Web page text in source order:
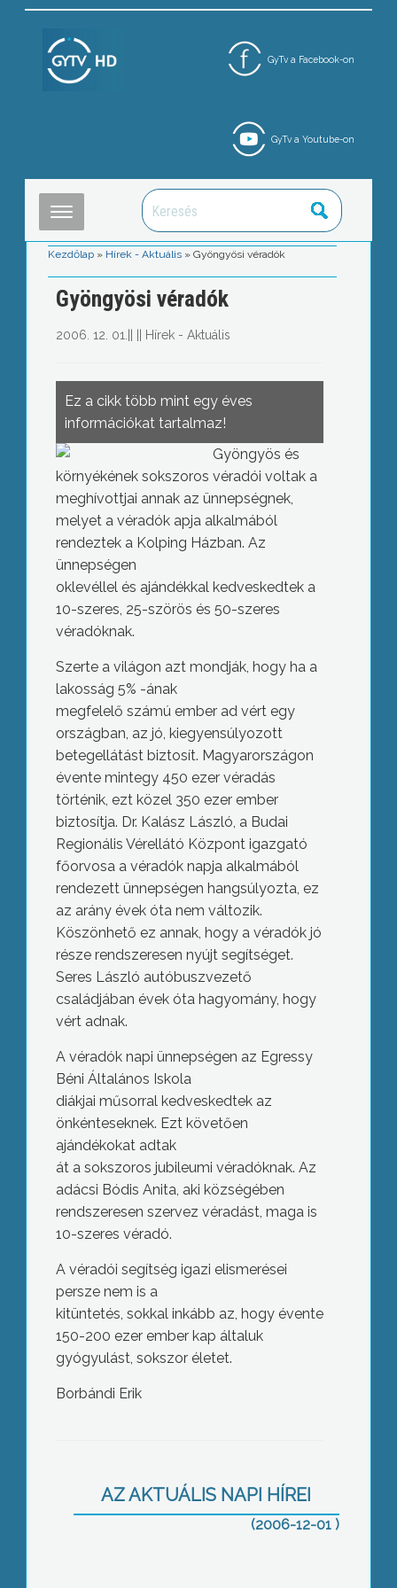
GyTv a Facebook-on
GyTv a Youtube-on
Kezdőlap » Hírek - Aktuális »Gyöngyösi véradók
Gyöngyösi véradók
2006. 12. 01. Hírek - Aktuális
Ez a cikk több mint egy éves
információkat tartalmaz!
Gyöngyös és
környékének sokszoros véradói voltak a
meghívottjai annak az ünnepségnek,
melyet a véradók apja alkalmából
rendeztek a Kolping Házban. Az
ünnepségen
oklevéllel és ajándékkal kedveskedtek a
10-szeres, 25-szörös és 50-szeres
véradóknak.
Szerte a világon azt mondják, hogy ha a
lakosság 5% -ának
megfelelő számú ember ad vért egy
országban, az jó, kiegyensúlyozott
betegellátást biztosít. Magyarországon
évente mintegy 450 ezer véradás
történik, ezt közel 350 ezer ember
biztosítja. Dr. Kalász László, a Budai
Regionális Vérellátó Központ igazgató
főorvosa a véradók napja alkalmából
rendezett ünnepségen hangsúlyozta, ez
az arány évek óta nem változik.
Köszönhető ez annak, hogy a véradók jó
része rendszeresen nyújt segítséget.
Seres László autóbuszvezető
családjában évek óta hagyomány, hogy
vért adnak.
A véradók napi ünnepségen az Egressy
Béni Általános Iskola
diákjai műsorral kedveskedtek az
önkénteseknek. Ezt követően
ajándékokat adtak
át a sokszoros jubileumi véradóknak. Az
adácsi Bódis Anita, aki községében
rendszeresen szervez véradást, maga is
10-szeres véradó.
A véradói segítség igazi elismerései
persze nem is a
kitüntetés, sokkal inkább az, hogy évente
150-200 ezer ember kap általuk
gyógyulást, sokszor életet.
Borbándi Erik
AZ AKTUÁLIS NAPI HÍREI
(2006-12-01 )